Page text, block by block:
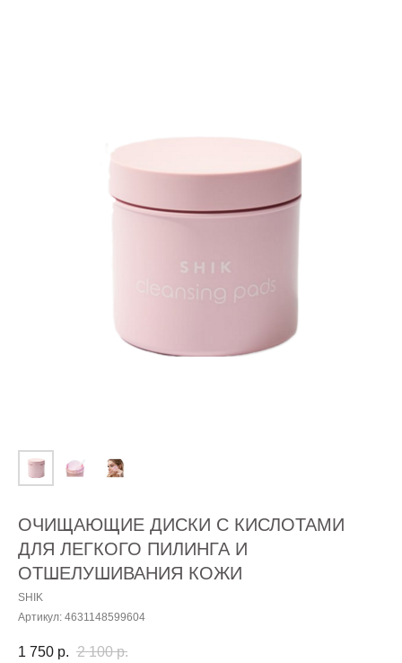
ОЧИЩАЮЩИЕ ДИСКИ С КИСЛОТАМИ
ДЛЯ ЛЕГКОГО ПИЛИНГА И
ОТШЕЛУШИВАНИЯ КОЖИ
SHIK
Артикул: 4631148599604
1 750 р. 2 100 р.